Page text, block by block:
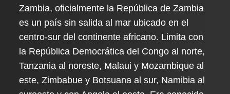
Zambia, oficialmente la República de Zambia
es un país sin salida al mar ubicado en el
centro-sur del continente africano. Limita con
la República Democrática del Congo al norte,
Tanzania al noreste, Malaui y Mozambique al
este, Zimbabue y Botsuana al sur, Namibia al